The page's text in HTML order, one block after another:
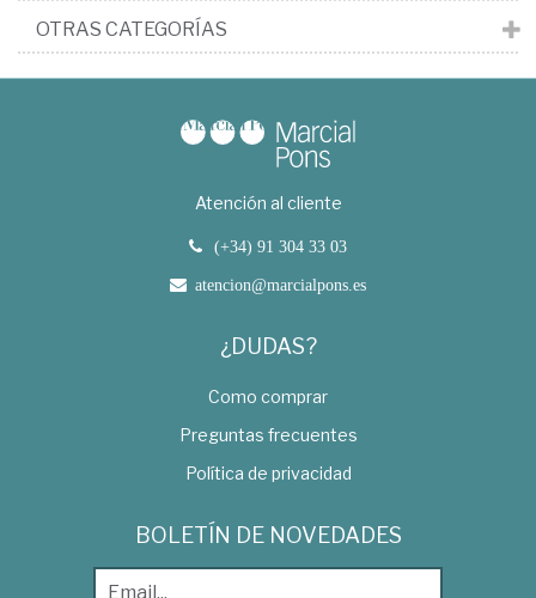
OTRAS CATEGORÍAS
Atención al cliente
(+34) 91 304 33 03
atencion@marcialpons.es
¿DUDAS?
Como comprar
Preguntas frecuentes
Política de privacidad
BOLETÍN DE NOVEDADES